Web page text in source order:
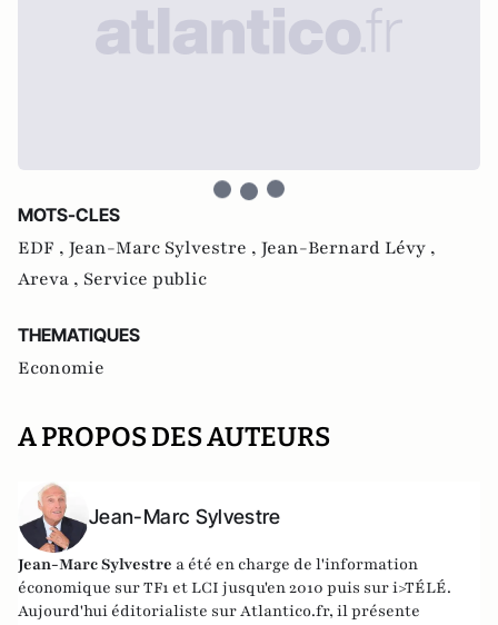
MOTS-CLES
EDF , Jean-Marc Sylvestre , Jean-Bernard Lévy ,
Areva , Service public
THEMATIQUES
Economie
A PROPOS DES AUTEURS
Jean-Marc Sylvestre
Jean-Marc Sylvestre a été en charge de l'information
économique sur TF1 et LCI jusqu'en 2010 puis sur i>TÉLÉ.
Aujourd'hui éditorialiste sur Atlantico.fr, il présente